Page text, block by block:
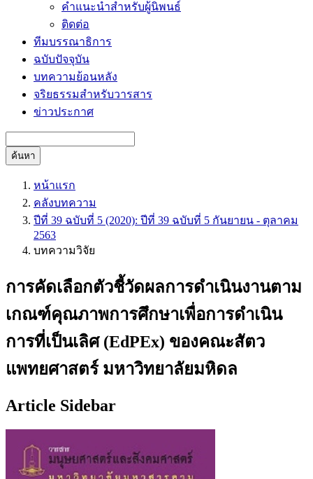
คำแนะนำสำหรับผู้นิพนธ์
ติดต่อ
ทีมบรรณาธิการ
ฉบับปัจจุบัน
บทความย้อนหลัง
จริยธรรมสำหรับวารสาร
ข่าวประกาศ
ค้นหา
หน้าแรก
คลังบทความ
ปีที่ 39 ฉบับที่ 5 (2020): ปีที่ 39 ฉบับที่ 5 กันยายน - ตุลาคม
2563
บทความวิจัย
การคัดเลือกตัวชี้วัดผลการดำเนินงานตาม
เกณฑ์คุณภาพการศึกษาเพื่อการดำเนิน
การที่เป็นเลิศ (EdPEx) ของคณะสัตว
แพทยศาสตร์ มหาวิทยาลัยมหิดล
Article Sidebar